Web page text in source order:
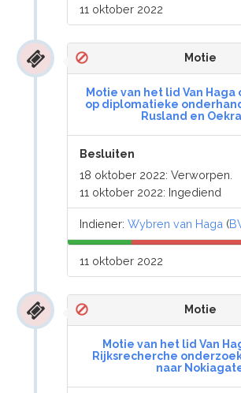
11 oktober 2022
Motie
Motie van het lid Van
op diplomatieke
Rusland en
Besluiten
18 oktober 2022: Verworpen.
11 oktober 2022: Ingediend
Indiener:Wybren van Haga (
11 oktober 2022
Motie
Motie van het lid Van
Rijksrecherche
naar